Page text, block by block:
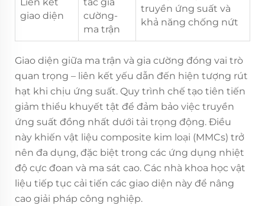
giao diện
cường-
ma trận
truyền ứng suất và
khả năng chống nứt
Giao diện giữa ma trận và gia cường đóng vai trò
quan trọng – liên kết yếu dẫn đến hiện tượng rút
hạt khi chịu ứng suất. Quy trình chế tạo tiên tiến
giảm thiểu khuyết tật để đảm bảo việc truyền
ứng suất đồng nhất dưới tải trọng động. Điều
này khiến vật liệu composite kim loại (MMCs) trở
nên đa dụng, đặc biệt trong các ứng dụng nhiệt
độ cực đoan và ma sát cao. Các nhà khoa học vật
liệu tiếp tục cải tiến các giao diện này để nâng
cao giải pháp công nghiệp.